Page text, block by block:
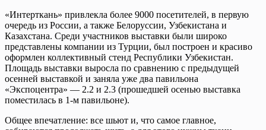
«Интерткань» привлекла более 9000 посетителей, в первую
очередь из России, а также Белоруссии, Узбекистана и
Казахстана. Среди участников выставки были широко
представлены компании из Турции, был построен и красиво
оформлен коллективный стенд Республики Узбекистан.
Площадь выставки выросла по сравнению с предыдущей
осенней выставкой и заняла уже два павильона
«Экспоцентра» — 2.2 и 2.3 (прошедшей осенью выставка
поместилась в 1-м павильоне).
Общее впечатление: все шьют и, что самое главное,